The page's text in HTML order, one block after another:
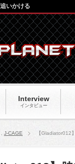
Interview
インタビュー
いかける
J-CAGE 【Gladiator012